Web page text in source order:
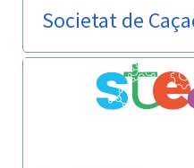
Societat de